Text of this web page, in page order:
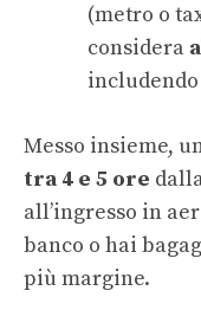
(metro o
considera
Messo insieme,
tra 4 e 5 ore
all’ingresso in
banco o hai
più margine.